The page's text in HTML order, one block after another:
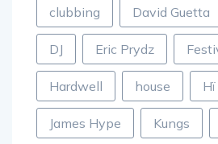
clubbing David Guetta
DJ Eric Prydz
Hardwell house
James Hype Kungs